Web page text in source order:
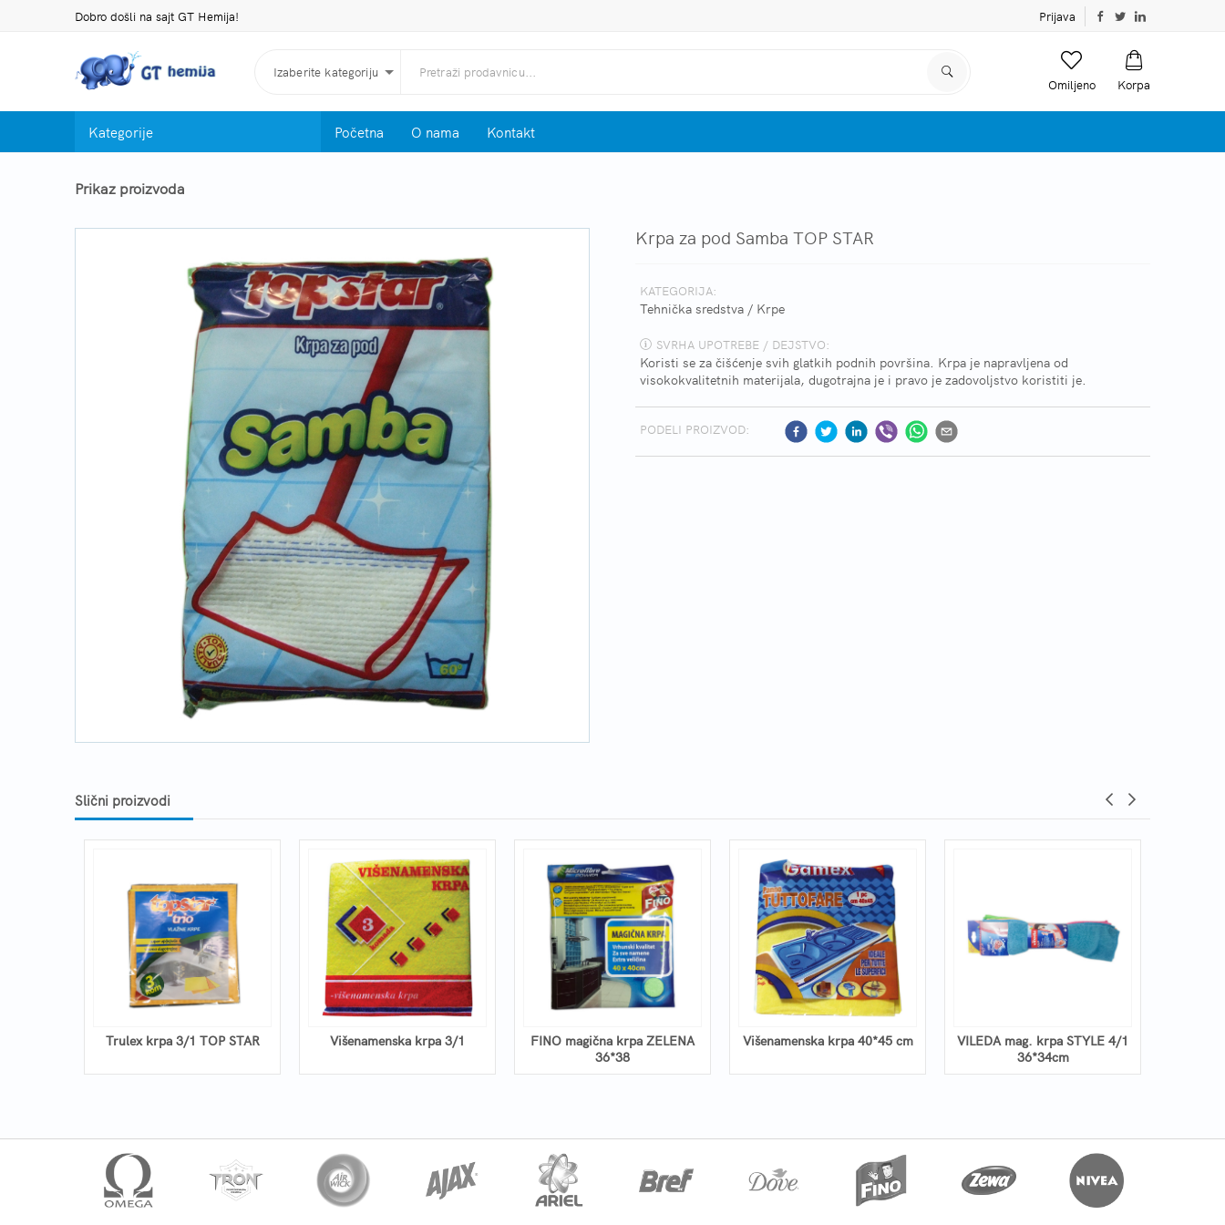
Dobro došli na sajt GT Hemija! Prijava
Izaberite kategoriju
Omiljeno Korpa
Kategorije Početna O nama Kontakt
Prikaz proizvoda
Krpa za pod Samba TOP STAR
KATEGORIJA:
Tehnička sredstva / Krpe
SVRHA UPOTREBE / DEJSTVO:
Koristi se za čišćenje svih glatkih podnih površina. Krpa je napravljena od
visokokvalitetnih materijala, dugotrajna je i pravo je zadovoljstvo koristiti je.
PODELI PROIZVOD:
Slični proizvodi
Trulex krpa 3/1 TOP STAR Višenamenska krpa 3/1
FINO magična krpa ZELENA
36*38
Višenamenska krpa 40*45 cm
VILEDA mag. krpa STYLE 4/1
36*34cm